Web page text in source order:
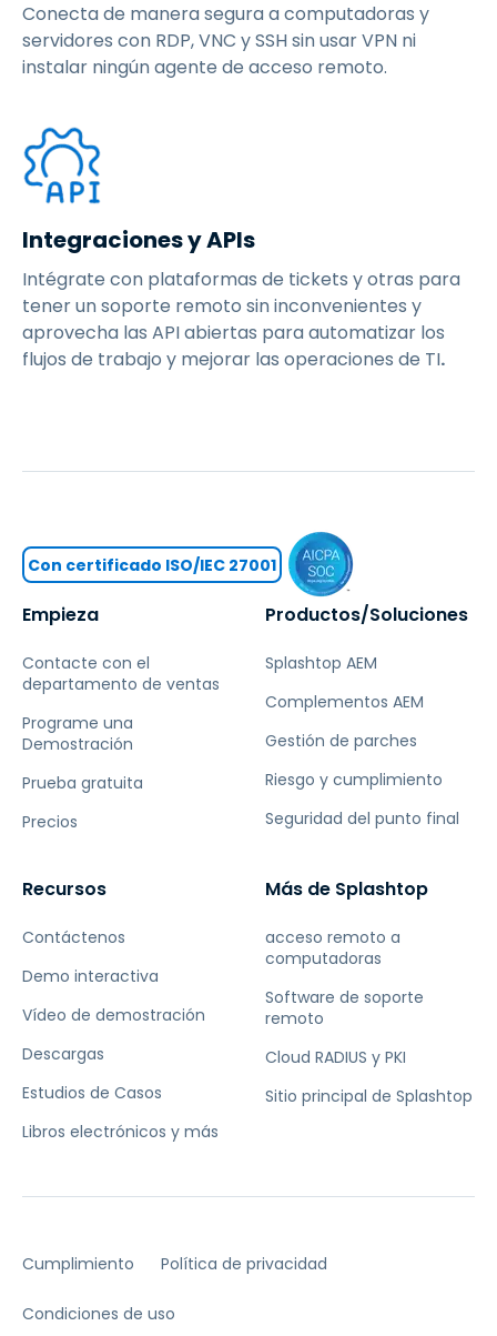
Conecta de manera segura a computadoras y
servidores con RDP, VNC y SSH sin usar VPN ni
instalar ningún agente de acceso remoto.
Integraciones y APIs
Intégrate con plataformas de tickets y otras para
tener un soporte remoto sin inconvenientes y
aprovecha las API abiertas para automatizar los
flujos de trabajo y mejorar las operaciones de TI.
Empieza
Contacte con el
departamento de ventas
Programe una
Demostración
Prueba gratuita
Precios
Productos/Soluciones
Splashtop AEM
Complementos AEM
Gestión de parches
Riesgo y cumplimiento
Seguridad del punto final
Recursos
Contáctenos
Demo interactiva
Vídeo de demostración
Descargas
Estudios de Casos
Libros electrónicos y más
Más de Splashtop
acceso remoto a
computadoras
Software de soporte
remoto
Cloud RADIUS y PKI
Sitio principal de Splashtop
Con certificado ISO/IEC 27001
Cumplimiento Política de privacidad
Condiciones de uso